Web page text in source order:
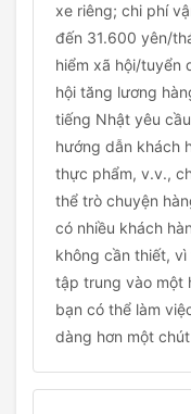
xe riêng; chi phí
đến 31.600 yên/
hiểm xã hội/tuyển
hội tăng lương
tiếng Nhật yêu
hướng dẫn khách
thực phẩm, v.v.,
thể trò chuyện
có nhiều khách
không cần thiết,
tập trung vào một
bạn có thể làm
dàng hơn một chút